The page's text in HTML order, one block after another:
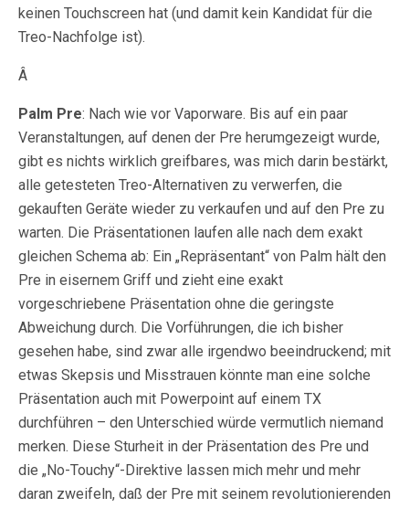
keinen Touchscreen hat (und damit kein Kandidat für die
Treo-Nachfolge ist).
Â
Palm Pre: Nach wie vor Vaporware. Bis auf ein paar
Veranstaltungen, auf denen der Pre herumgezeigt wurde,
gibt es nichts wirklich greifbares, was mich darin bestärkt,
alle getesteten Treo-Alternativen zu verwerfen, die
gekauften Geräte wieder zu verkaufen und auf den Pre zu
warten. Die Präsentationen laufen alle nach dem exakt
gleichen Schema ab: Ein „Repräsentant“ von Palm hält den
Pre in eisernem Griff und zieht eine exakt
vorgeschriebene Präsentation ohne die geringste
Abweichung durch. Die Vorführungen, die ich bisher
gesehen habe, sind zwar alle irgendwo beeindruckend; mit
etwas Skepsis und Misstrauen könnte man eine solche
Präsentation auch mit Powerpoint auf einem TX
durchführen – den Unterschied würde vermutlich niemand
merken. Diese Sturheit in der Präsentation des Pre und
die „No-Touchy“-Direktive lassen mich mehr und mehr
daran zweifeln, daß der Pre mit seinem revolutionierenden